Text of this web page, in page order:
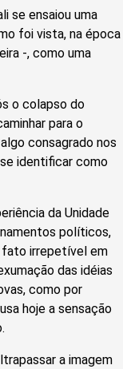
se ensaiou uma
foi vista, na época
-, como uma
o colapso do
para o
consagrado nos
identificar como
da Unidade
políticos,
fato irrepetível em
das idéias
como por
hoje a sensação
a imagem